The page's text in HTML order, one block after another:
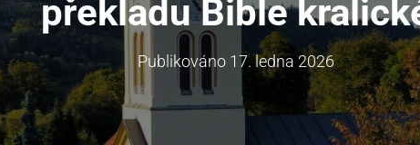
překladu Bible
Publikováno 17. ledna 2026